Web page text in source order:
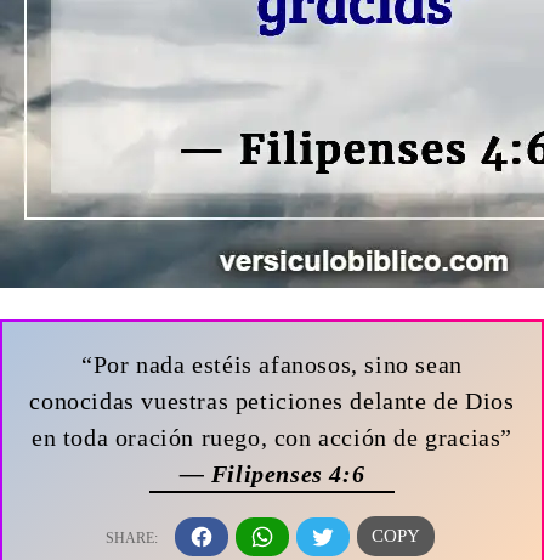
“Por nada estéis afanosos, sino sean
conocidas vuestras peticiones delante de Dios
en toda oración ruego, con acción de gracias”
— Filipenses 4:6